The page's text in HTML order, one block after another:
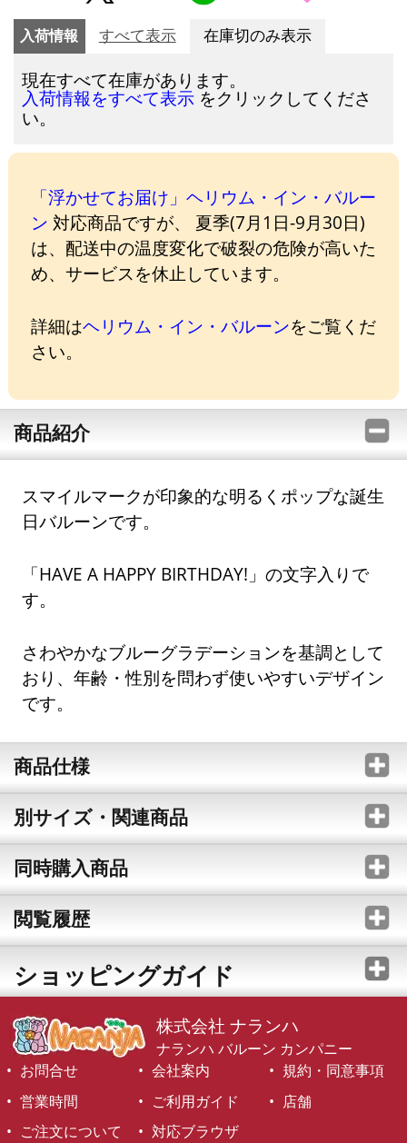
入荷情報 すべて表示 在庫切のみ表示
現在すべて在庫があります。
入荷情報をすべて表示 をクリックしてくださ
い。
「浮かせてお届け」ヘリウム・イン・バルー
ン 対応商品ですが、 夏季(7月1日-9月30日)
は、配送中の温度変化で破裂の危険が高いた
め、サービスを休止しています。
詳細はヘリウム・イン・バルーンをご覧くだ
さい。
商品紹介
スマイルマークが印象的な明るくポップな誕生
日バルーンです。
「HAVE A HAPPY BIRTHDAY!」の文字入りで
す。
さわやかなブルーグラデーションを基調として
おり、年齢・性別を問わず使いやすいデザイン
です。
商品仕様
別サイズ・関連商品
同時購入商品
閲覧履歴
ショッピングガイド
株式会社 ナランハ
ナランハ バルーン カンパニー
お問合せ
会社案内
規約・同意事項
営業時間
ご利用ガイド
店舗
ご注文について
対応ブラウザ